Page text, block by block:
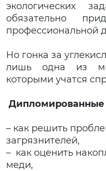
экологических
обязательно
профессиональной
Но гонка за
лишь одна из
которыми учатся
Дипломированные
– как решить
загрязнителей,
– как оценить
меди,